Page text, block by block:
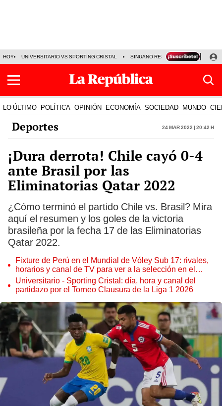
HOY UNIVERSITARIO VS SPORTING CRISTAL SINUANO RESULTADOS HOY
LO ÚLTIMO POLÍTICA OPINIÓN ECONOMÍA SOCIEDAD MUNDO
Deportes 24 Mar 2022 | 20:42 h
¡Dura derrota! Chile cayó 0-4
ante Brasil por las
Eliminatorias Qatar 2022
¿Cómo terminó el partido Chile vs. Brasil? Mira
aquí el resumen y los goles de la victoria
brasileña por la fecha 17 de las Eliminatorias
Qatar 2022.
Fixture de Perú en el Mundial de Vóley Sub 17: rivales,
horarios y canal de TV para ver a la selección en el
torneo
Universitario - Sporting Cristal: día, hora y canal del
partidazo por el Torneo Clausura de la Liga 1 2026